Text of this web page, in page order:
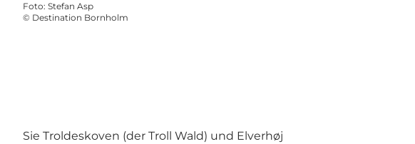
Foto: Stefan Asp
© Destination Bornholm
Sie Troldeskoven (der Troll Wald) und Elverhøj